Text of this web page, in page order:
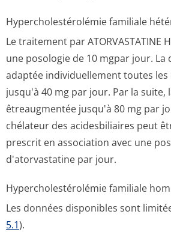
Hypercholesté­rolémie familiale
Le traitement par ATORVASTATINE
une posologie de 10 mgpar jour. La
adaptée individuellement toutes
jusqu'à 40 mg par jour. Par la suite,
êtreaugmentée jusqu'à 80 mg par
chélateur des acidesbiliaires peut
prescrit en association avec une
d'atorvastatine par jour.
Hypercholesté­rolémie familiale
Les données disponibles sont
5.1).